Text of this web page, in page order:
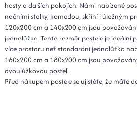
hosty a dalších pokojích. Námi nabízené
nočními stolky, komodou, skříní i úložným
120x200 cm a 140x200 cm jsou
jednolůžka. Tento rozměr postele je ideální
více prostoru než standardní jednolůžko
160x200 cm a 180x200 cm jsou
dvoulůžkovou postel.
Před nákupem postele se ujistěte, že máte